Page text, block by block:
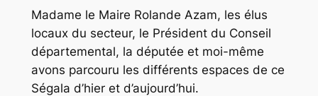
Madame le Maire Rolande Azam, les élus
locaux du secteur, le Président du Conseil
départemental, la députée et moi-même
avons parcouru les différents espaces de ce
Ségala d’hier et d’aujourd’hui.